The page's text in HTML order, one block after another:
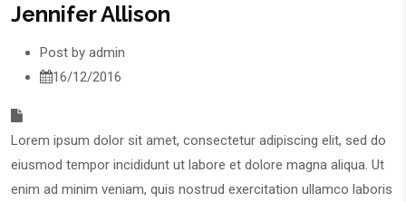
Jennifer Allison
Post by admin
16/12/2016
Lorem ipsum dolor sit amet, consectetur adipiscing elit, sed do
eiusmod tempor incididunt ut labore et dolore magna aliqua. Ut
enim ad minim veniam, quis nostrud exercitation ullamco laboris